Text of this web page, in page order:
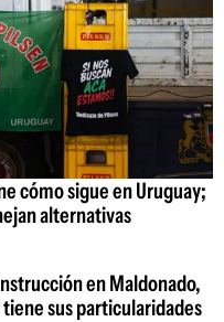
cómo sigue en Uruguay;
alternativas
en Maldonado,
sus particularidades